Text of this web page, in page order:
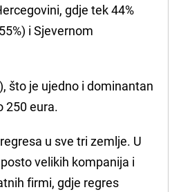
gdje tek 44%
i Sjevernom
što je ujedno i dominantan
250 eura.
u sve tri zemlje. U
velikih kompanija i
firmi, gdje regres